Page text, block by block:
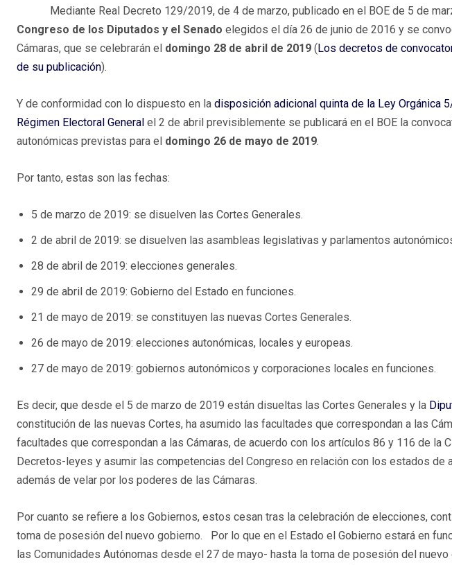
Mediante Real Decreto 129/2019, de 4 de marzo, publicado en el BOE de 5 de
Congreso de los Diputados y el Senado elegidos el día 26 de junio de 2016 y se
Cámaras, que se celebrarán el domingo 28 de abril de 2019 (Los decretos de
de su publicación).
Y de conformidad con lo dispuesto en la disposición adicional quinta de la Ley Orgánica
Régimen Electoral General el 2 de abril previsiblemente se publicará en el BOE la
autonómicas previstas para el domingo 26 de mayo de 2019.
Por tanto, estas son las fechas:
5 de marzo de 2019: se disuelven las Cortes Generales.
2 de abril de 2019: se disuelven las asambleas legislativas y parlamentos
28 de abril de 2019: elecciones generales.
29 de abril de 2019: Gobierno del Estado en funciones.
21 de mayo de 2019: se constituyen las nuevas Cortes Generales.
26 de mayo de 2019: elecciones autonómicas, locales y europeas.
27 de mayo de 2019: gobiernos autonómicos y corporaciones locales en funciones.
Es decir, que desde el 5 de marzo de 2019 están disueltas las Cortes Generales y la
constitución de las nuevas Cortes, ha asumido las facultades que correspondan a las
facultades que correspondan a las Cámaras, de acuerdo con los artículos 86 y 116 de la
Decretos-leyes y asumir las competencias del Congreso en relación con los estados de
además de velar por los poderes de las Cámaras.
Por cuanto se refiere a los Gobiernos, estos cesan tras la celebración de elecciones,
toma de posesión del nuevo gobierno. Por lo que en el Estado el Gobierno estará en
las Comunidades Autónomas desde el 27 de mayo- hasta la toma de posesión del